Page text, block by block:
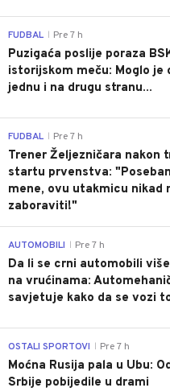
FUDBAL Pre 7 h
Puzigaća poslije poraza
istorijskom meču: Moglo je
jednu i na drugu stranu...
FUDBAL Pre 7 h
Trener Željezničara nakon
startu prvenstva:
mene, ovu utakmicu nikad
zaboraviti!"
AUTOMOBILI Pre 7 h
Da li se crni automobili
na vrućinama:
savjetuje kako da se vozi
OSTALI SPORTOVI Pre 7 h
Moćna Rusija pala u Ubu:
Srbije pobijedile u drami